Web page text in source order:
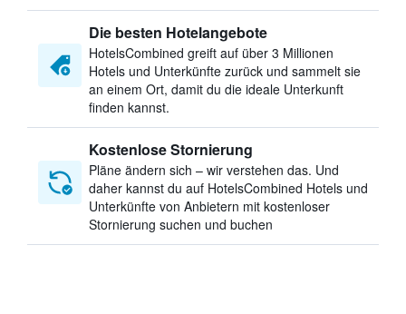
Die besten Hotelangebote
HotelsCombined greift auf über 3 Millionen
Hotels und Unterkünfte zurück und sammelt sie
an einem Ort, damit du die ideale Unterkunft
finden kannst.
Kostenlose Stornierung
Pläne ändern sich – wir verstehen das. Und
daher kannst du auf HotelsCombined Hotels und
Unterkünfte von Anbietern mit kostenloser
Stornierung suchen und buchen